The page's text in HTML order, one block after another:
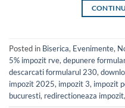
Posted in Biserica, Evenimente,
5% impozit rve,depunere
descarcati formularul 230,
impozit 2025, impozit 3, impozit
bucuresti, redirectioneaza impozit,